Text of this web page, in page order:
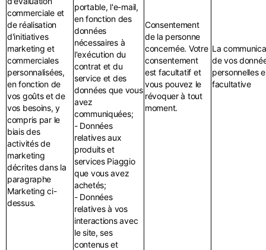
commerciale et
de réalisation
d'initiatives
marketing et
commerciales
personnalisées,
en fonction de
vos goûts et de
vos besoins, y
compris par le
biais des
activités de
marketing
décrites dans la
paragraphe
Marketing ci-
dessus.
portable, l'e-mail,
en fonction des
données
nécessaires à
l'exécution du
contrat et du
service et des
données que vous
avez
communiquées;
- Données
relatives aux
produits et
services Piaggio
que vous avez
achetés;
- Données
relatives à vos
interactions avec
le site, ses
contenus et
Consentement
de la personne
concernée. Votre
consentement
est facultatif et
vous pouvez le
révoquer à tout
moment.
La
de vos
personnelles
facultative